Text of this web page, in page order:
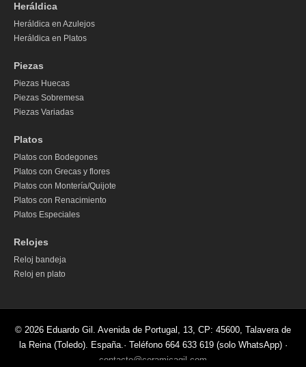
Heráldica
Heráldica en Azulejos
Heráldica en Platos
Piezas
Piezas Huecas
Piezas Sobremesa
Piezas Variadas
Platos
Platos con Bodegones
Platos con Grecas y flores
Platos con Montería/Quijote
Platos con Renacimiento
Platos Especiales
Relojes
Reloj bandeja
Reloj en plato
© 2026 Eduardo Gil. Avenida de Portugal, 13, CP: 45600, Talavera de
la Reina (Toledo). España.· Teléfono 664 633 619 (solo WhatsApp) ·
contacto@ceramicagil.com